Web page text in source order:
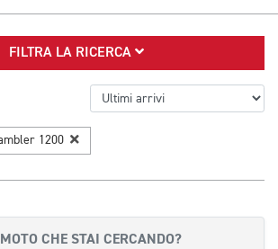
FILTRA LA RICERCA
1200
CHE STAI CERCANDO?